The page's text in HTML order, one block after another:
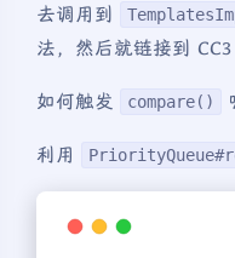
去调用到
法，然后就链接到 CC3
如何触发 compare()
利用